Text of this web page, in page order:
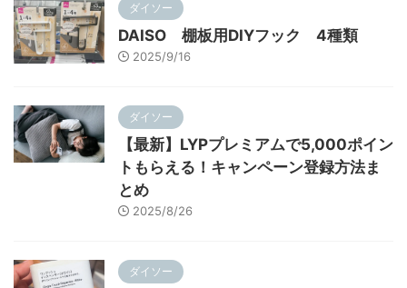
ダイソー
DAISO 棚板用DIYフック 4種類
2025/9/16
ダイソー
【最新】LYPプレミアムで5,000ポイン
トもらえる！キャンペーン登録方法ま
とめ
2025/8/26
ダイソー